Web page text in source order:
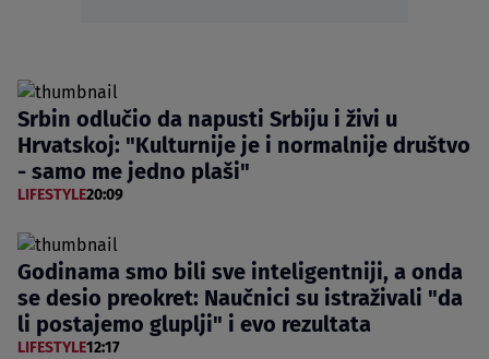
Srbin odlučio da napusti Srbiju i živi u
Hrvatskoj: "Kulturnije je i normalnije društvo
- samo me jedno plaši"
LIFESTYLE20:09
Godinama smo bili sve inteligentniji, a onda
se desio preokret: Naučnici su istraživali "da
li postajemo gluplji" i evo rezultata
LIFESTYLE12:17